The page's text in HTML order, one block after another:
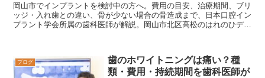
岡山市でインプラントを検討中の方へ。費用の目安、治療期間、ブリ
ッジ・入れ歯との違い、骨が少ない場合の骨造成まで、日本口腔イン
プラント学会所属の歯科医師が解説。岡山市北区高松のはれのひデン
ブログ
歯のホワイトニングは痛い？種
類・費用・持続期間を歯科医師が